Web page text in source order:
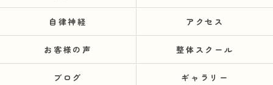
自律神経 アクセス
お客様の声 整体スクール
ブログ ギャラリー